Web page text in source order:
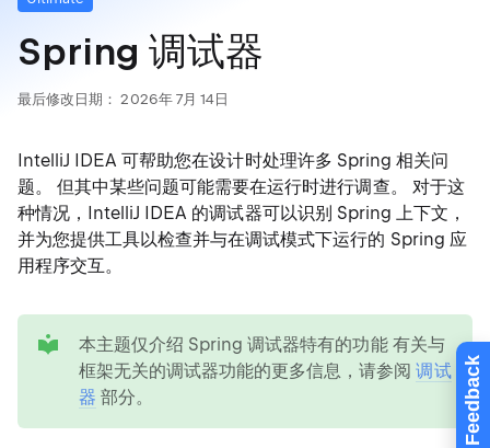
Feedback
Spring 调试器
最后修改日期： 2026年 7月 14日
IntelliJ IDEA 可帮助您在设计时处理许多 Spring 相关问
题。 但其中某些问题可能需要在运行时进行调查。 对于这
种情况，IntelliJ IDEA 的调试器可以识别 Spring 上下文，
并为您提供工具以检查并与在调试模式下运行的 Spring 应
用程序交互。
本主题仅介绍 Spring 调试器特有的功能 有关与
框架无关的调试器功能的更多信息，请参阅调试
器 部分。